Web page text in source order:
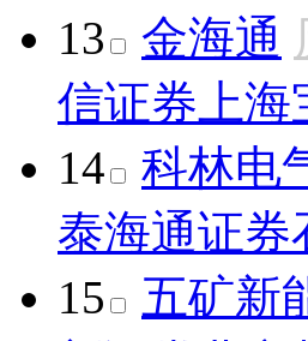
13
金海通
信证券上海
14
科林电
泰海通证券
15
五矿新